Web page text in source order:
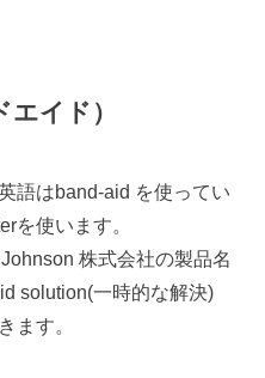
イド）
語はband-aid を使ってい
を使います。
株式会社の製品名
solution(一時的な解決)
ます。